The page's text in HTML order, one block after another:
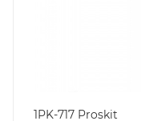
1PK-717 Proskit